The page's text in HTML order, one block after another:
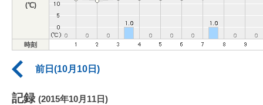
(℃)
時刻
前日(10月10日)
記録 (2015年10月11日)